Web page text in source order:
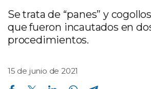
Se trata de “panes” y
que fueron incautados en
procedimientos.
15 de junio de 2021
Compartir en Facebook Compartir en Twitter Compartir en Linkedin Compartir en Whatsapp